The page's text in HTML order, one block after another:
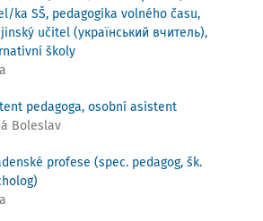
ka SŠ, pedagogika volného času,
učitel (український вчитель),
školy
pedagoga, osobní asistent
Boleslav
profese (spec. pedagog, šk.